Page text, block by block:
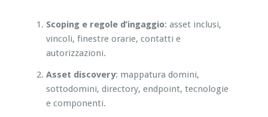
Scoping e regole d’ingaggio: asset inclusi,
vincoli, finestre orarie, contatti e
autorizzazioni.
Asset discovery: mappatura domini,
sottodomini, directory, endpoint, tecnologie
e componenti.